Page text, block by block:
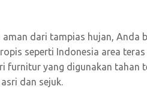
dari tampias hujan, Anda
seperti Indonesia area
furnitur yang digunakan tahan
dan sejuk.